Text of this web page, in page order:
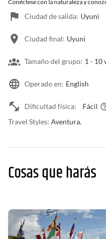
Conéctese con la naturaleza y
Ciudad de salida: Uyuni
Ciudad final: Uyuni
Tamaño del grupo: 1 - 10
Operado en: English
Dificultad física:
Fácil
Travel Styles: Aventura.
Cosas que harás